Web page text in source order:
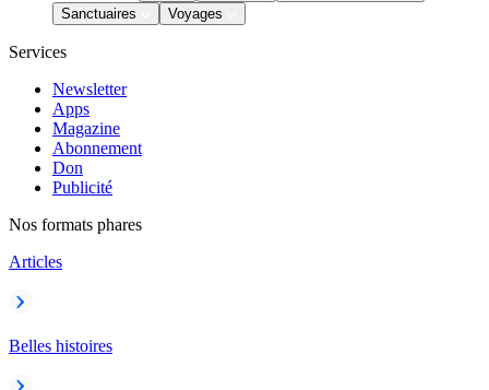
Sanctuaires
Voyages
Services
Newsletter
Apps
Magazine
Abonnement
Don
Publicité
Nos formats phares
Articles
Belles histoires